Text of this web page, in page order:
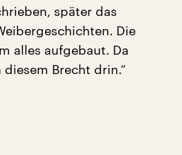
später das
Die
alles aufgebaut. Da
Brecht drin.“